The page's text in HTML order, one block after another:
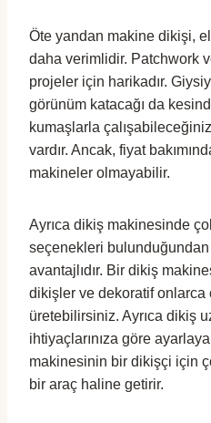
Öte yandan makine dikişi,
daha verimlidir. Patchwork
projeler için harikadır.
görünüm katacağı da
kumaşlarla
vardır. Ancak, fiyat
makineler olmayabilir.
Ayrıca dikiş makinesinde
seçenekleri
avantajlıdır. Bir dikiş
dikişler ve dekoratif onlarca
üretebilirsiniz. Ayrıca dikiş
ihtiyaçlarınıza göre
makinesinin bir dikişçi için
bir araç haline getirir.